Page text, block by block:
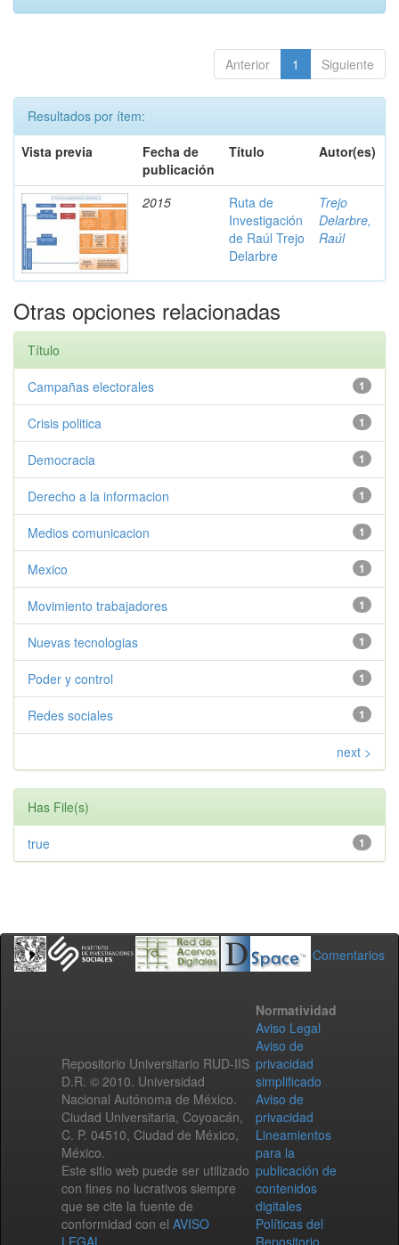
Anterior 1 Siguiente
Resultados por ítem:
Vista previa
Fecha de
publicación
Título Autor(es)
2015
Ruta de
Investigación
de Raúl Trejo
Delarbre
Trejo
Delarbre,
Raúl
Otras opciones relacionadas
Título
1
Campañas electorales
1
Crisis politica
1
Democracia
1
Derecho a la informacion
1
Medios comunicacion
1
Mexico
1
Movimiento trabajadores
1
Nuevas tecnologias
1
Poder y control
1
Redes sociales
next >
Has File(s)
1
true
Comentarios
Repositorio Universitario RUD-IIS
D.R. © 2010. Universidad
Nacional Autónoma de México.
Ciudad Universitaria, Coyoacán,
C. P. 04510, Ciudad de México,
México.
Este sitio web puede ser utilizado
con fines no lucrativos siempre
que se cite la fuente de
conformidad con el AVISO
LEGAL
Normatividad
Aviso Legal
Aviso de
privacidad
simplificado
Aviso de
privacidad
Lineamientos
para la
publicación de
contenidos
digitales
Políticas del
Repositorio